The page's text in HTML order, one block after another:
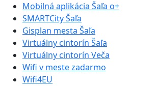
Mobilná aplikácia Šaľa o+
SMARTCity Šaľa
Gisplan mesta Šaľa
Virtuálny cintorín Šaľa
Virtuálny cintorín Veča
Wifi v meste zadarmo
Wifi4EU